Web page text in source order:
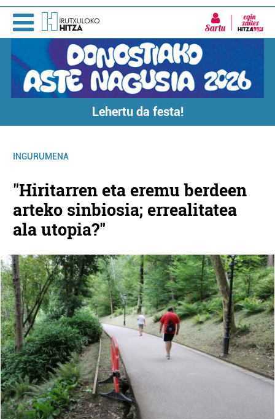
Sartu
Lehertu da festa!
INGURUMENA
"Hiritarren eta eremu berdeen
arteko sinbiosia; errealitatea
ala utopia?"